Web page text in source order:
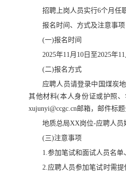
招聘上岗人员实行6个月任
报名时间、方式及注意事项
(一)报名时间
2025年11月10日至2025年
(二)报名方式
应聘人员请登录中国煤炭
其他材料(本人身份证或护照
xujunyi@ccgc.cn邮箱，邮件标
地质总局XX岗位-应聘人员
(三)注意事项
1.参加笔试和面试人员名
2.应聘人员参加笔试时需